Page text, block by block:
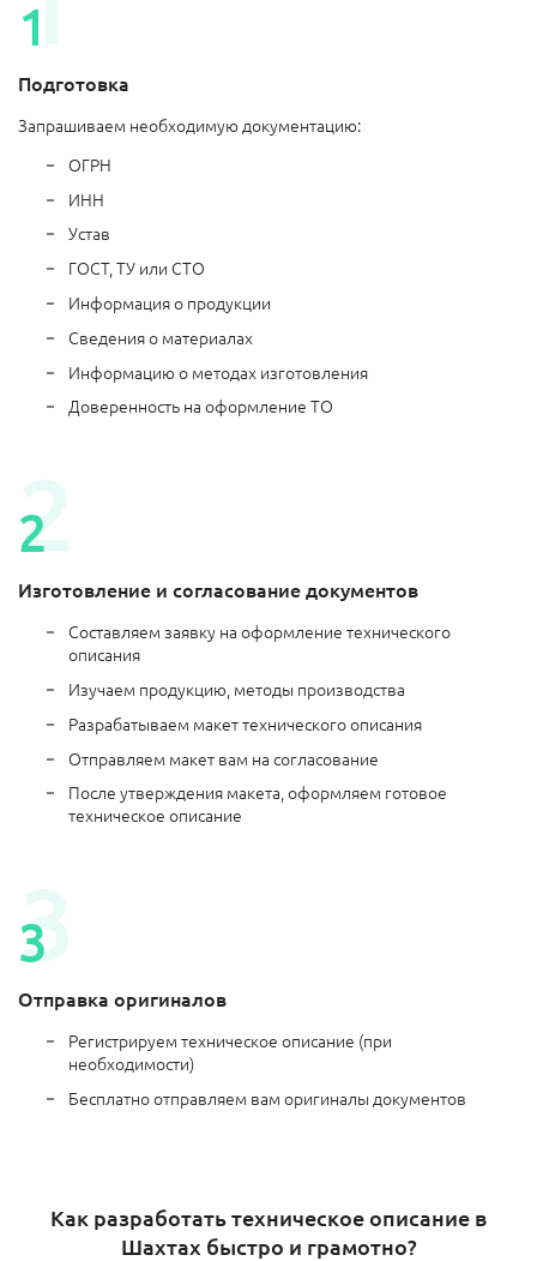
Подготовка
Запрашиваем необходимую документацию:
ОГРН
ИНН
Устав
ГОСТ, ТУ или СТО
Информация о продукции
Сведения о материалах
Информацию о методах изготовления
Доверенность на оформление ТО
Изготовление и согласование документов
Составляем заявку на оформление технического
описания
Изучаем продукцию, методы производства
Разрабатываем макет технического описания
Отправляем макет вам на согласование
После утверждения макета, оформляем готовое
техническое описание
Отправка оригиналов
Регистрируем техническое описание (при
необходимости)
Бесплатно отправляем вам оригиналы документов
Как разработать техническое описание в
Шахтах быстро и грамотно?